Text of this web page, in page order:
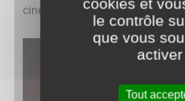
cinéma ou dans la rubrique
le contrôle
que vous
activer
Tout